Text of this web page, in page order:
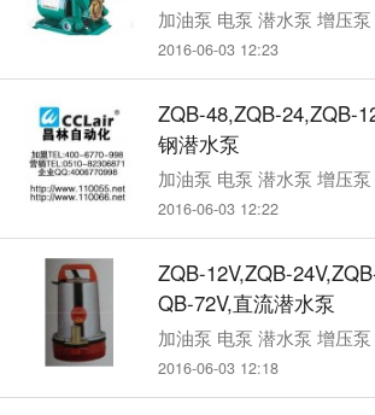
加油泵 电泵 潜水泵 增压泵
2016-06-03 12:23
ZQB-48,ZQB-24,ZQB-
钢潜水泵
加油泵 电泵 潜水泵 增压泵
2016-06-03 12:22
ZQB-12V,ZQB-
QB-72V,直流潜水泵
加油泵 电泵 潜水泵 增压泵
2016-06-03 12:18